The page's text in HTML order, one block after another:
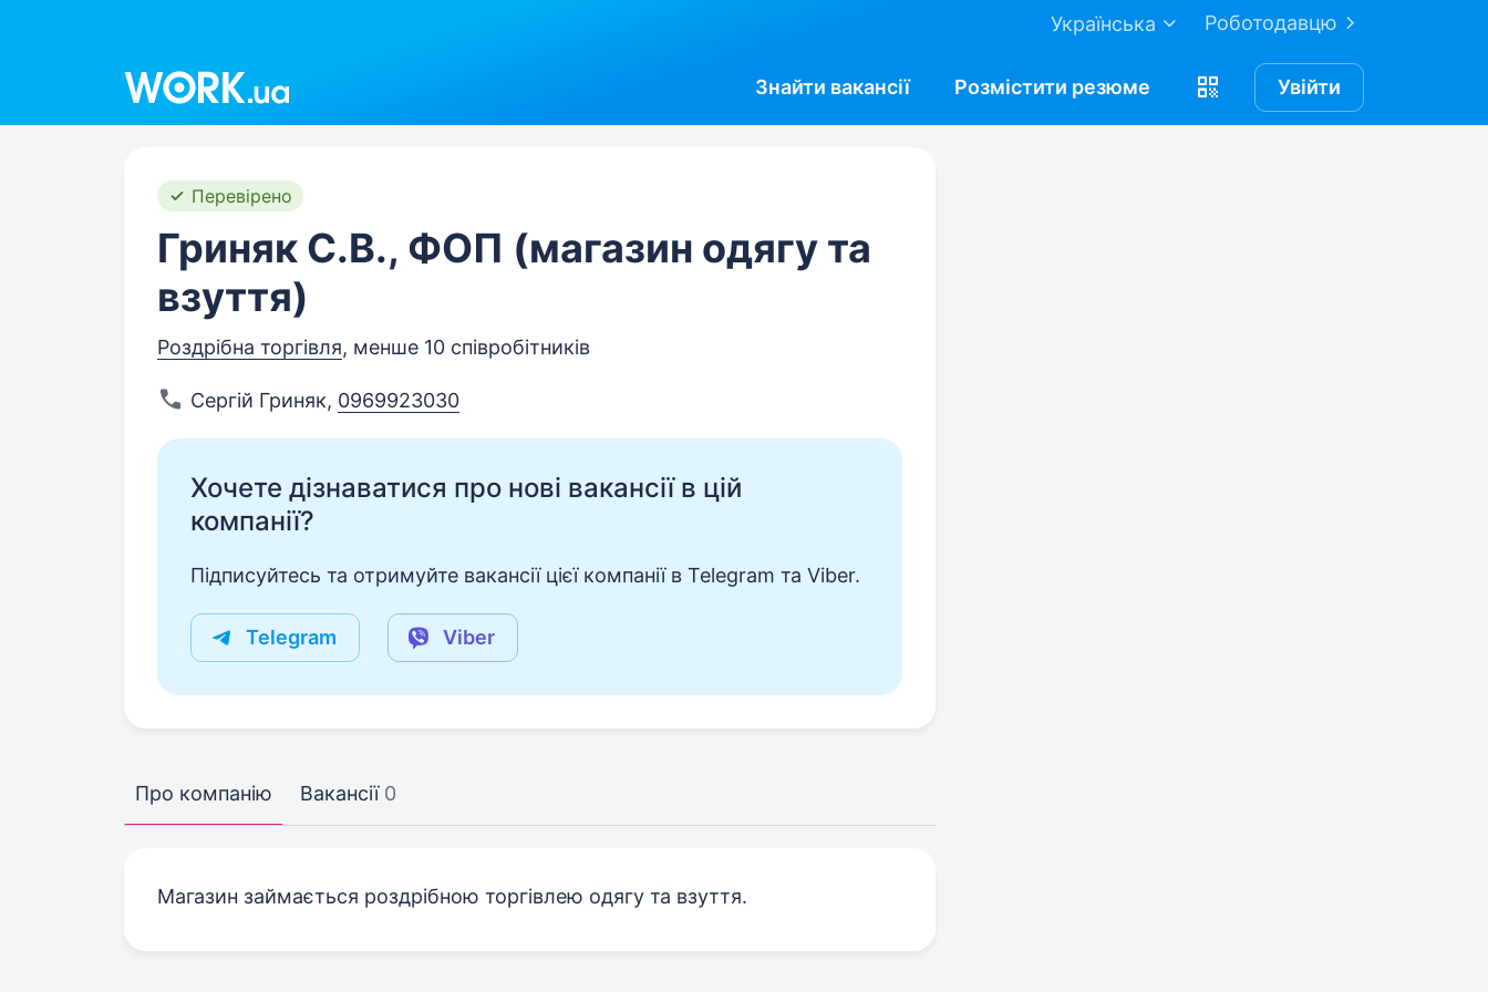
Роботодавцю
Українська
Знайти вакансії Розмістити резюме Увійти
Перевірено
Гриняк С.В., ФОП (магазин одягу та
взуття)
Роздрібна торгівля, менше 10 співробітників
Сергій Гриняк, 0969923030
Хочете дізнаватися про нові вакансії в цій
компанії?
Підписуйтесь та отримуйте вакансії цієї компанії в Telegram та Viber.
Telegram Viber
Про компанію Вакансії 0
Магазин займається роздрібною торгівлею одягу та взуття.